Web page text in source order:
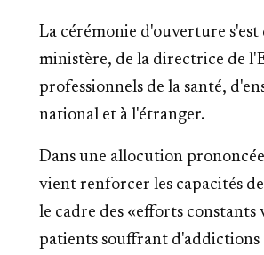
La cérémonie d'ouverture
ministère, de la directrice de
professionnels de la santé,
national et à l'étranger.
Dans une allocution
vient renforcer les capacités
le cadre des «efforts
patients souffrant d'addictions